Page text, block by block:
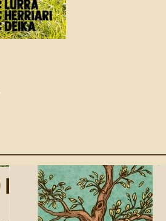
Eskola
Txuria